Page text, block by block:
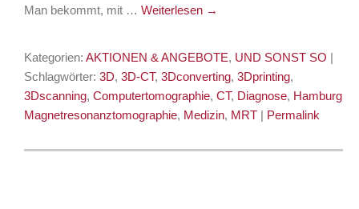
Man bekommt, mit …Weiterlesen →
Kategorien:AKTIONEN & ANGEBOTE, UND SONST SO |
Schlagwörter:3D,3D-CT,3Dconverting,3Dprinting,
3Dscanning,Computertomographie,CT, Diagnose, Hamburg
Magnetresonanztomographie, Medizin, MRT | Permalink